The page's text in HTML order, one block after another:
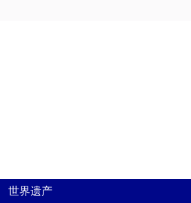
世界遗产